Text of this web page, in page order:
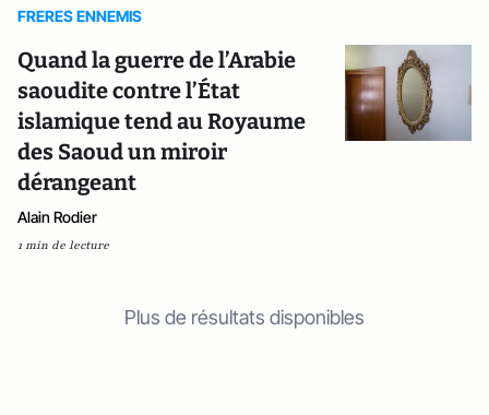
FRERES ENNEMIS
Quand la guerre de l’Arabie
saoudite contre l’État
islamique tend au Royaume
des Saoud un miroir
dérangeant
Alain Rodier
1 min de lecture
Plus de résultats disponibles